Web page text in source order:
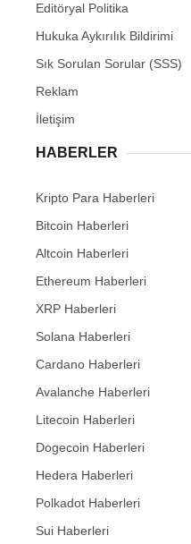
Editöryal Politika
Hukuka Aykırılık Bildirimi
Sık Sorulan Sorular (SSS)
Reklam
İletişim
HABERLER
Kripto Para Haberleri
Bitcoin Haberleri
Altcoin Haberleri
Ethereum Haberleri
XRP Haberleri
Solana Haberleri
Cardano Haberleri
Avalanche Haberleri
Litecoin Haberleri
Dogecoin Haberleri
Hedera Haberleri
Polkadot Haberleri
Sui Haberleri